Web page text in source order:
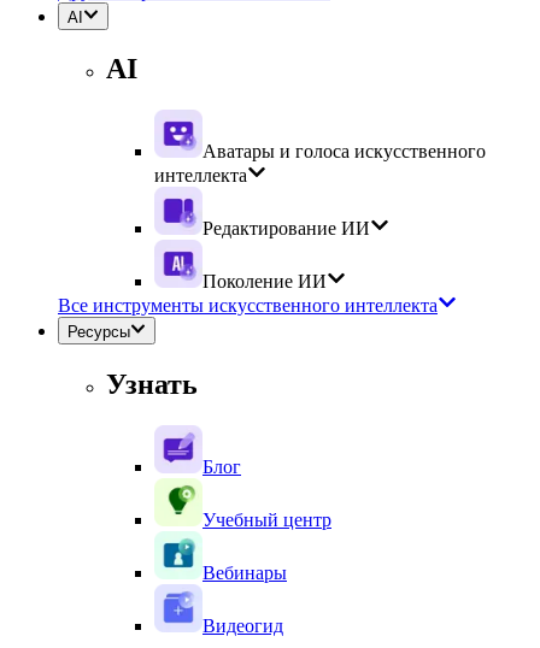
AI
AI
Аватары и голоса искусственного
интеллекта
Редактирование ИИ
Поколение ИИ
Все инструменты искусственного интеллекта
Ресурсы
Узнать
Блог
Учебный центр
Вебинары
Видеогид